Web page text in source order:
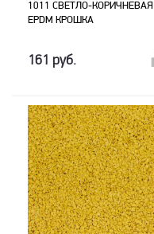
1011 СВЕТЛО-КОРИЧНЕВАЯ
EPDM КРОШКА
161 руб.